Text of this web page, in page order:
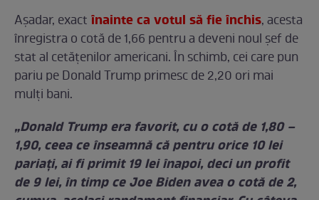
Așadar, exact înainte ca votul să fie închis, acesta
înregistra o cotă de 1,66 pentru a deveni noul șef de
stat al cetățenilor americani. În schimb, cei care pun
pariu pe Donald Trump primesc de 2,20 ori mai
mulți bani.
„Donald Trump era favorit, cu o cotă de 1,80 –
1,90, ceea ce înseamnă că pentru orice 10 lei
pariaţi, ai fi primit 19 lei înapoi, deci un profit
de 9 lei, în timp ce Joe Biden avea o cotă de 2,